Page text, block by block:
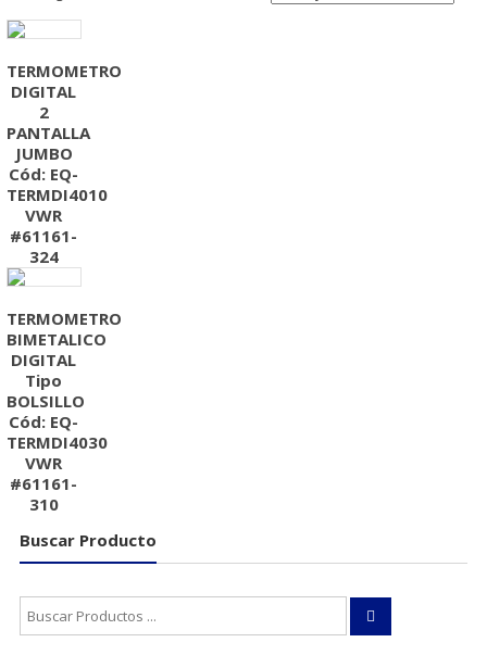
TERMOMETRO
DIGITAL
2
PANTALLA
JUMBO
Cód: EQ-
TERMDI4010
VWR
#61161-
324
TERMOMETRO
BIMETALICO
DIGITAL
Tipo
BOLSILLO
Cód: EQ-
TERMDI4030
VWR
#61161-
310
Buscar Producto
Buscar: